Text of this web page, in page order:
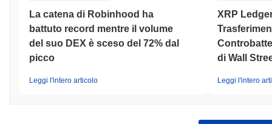
La catena di Robinhood ha
battuto record mentre il volume
del suo DEX è sceso del 72% dal
picco
Leggi l'intero articolo
XRP
di Wall
Leggi l'intero